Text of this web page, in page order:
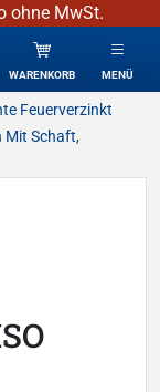
ohne MwSt.
WARENKORB MENÜ
Feuerverzinkt
Mit Schaft,